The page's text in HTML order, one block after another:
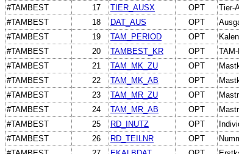
#TAMBEST
17 TIER_AUSX OPT Tier-
#TAMBEST
18 DAT_AUS OPT
#TAMBEST
19 TAM_PERIOD OPT
#TAMBEST
20 TAMBEST_KR OPT
#TAMBEST
21 TAM_MK_ZU OPT
#TAMBEST
22 TAM_MK_AB OPT
#TAMBEST
23 TAM_MR_ZU OPT
#TAMBEST
24 TAM_MR_AB OPT
#TAMBEST
25 RD_INUTZ OPT
#TAMBEST
26 RD_TEILNR OPT